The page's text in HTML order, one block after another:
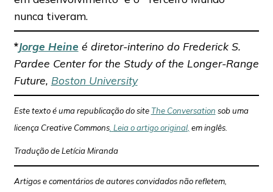
nunca tiveram.
*Jorge Heine é diretor-interino do Frederick S.
Pardee Center for the Study of the Longer-Range
Future, Boston University
Este texto é uma republicação do site The Conversation sob uma
licença Creative Commons. Leia o artigo original, em inglês.
Tradução de Letícia Miranda
Artigos e comentários de autores convidados não refletem,